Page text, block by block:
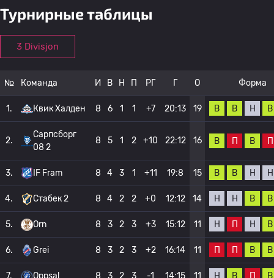
Турнирные таблицы
3 Divisjon
№ Команда И В Н П РГ Г О Форма
1. Квик Халден 8 6 1 1 +7 20:13 19 В В Н В
2.
Сарпсборг
08 2
8 5 1 2 +10 22:12 16 В П В П
3. IF Fram 8 4 3 1 +11 19:8 15 В В Н Н
4. Стабек 2 8 4 2 2 +0 12:12 14 Н Н В В
5. Orn 8 3 2 3 +3 15:12 11 Н П Н В
6. Grei 8 3 2 3 +2 16:14 11 П П В В
7. Oppsal 8 3 2 3 -1 14:15 11 Н В П В